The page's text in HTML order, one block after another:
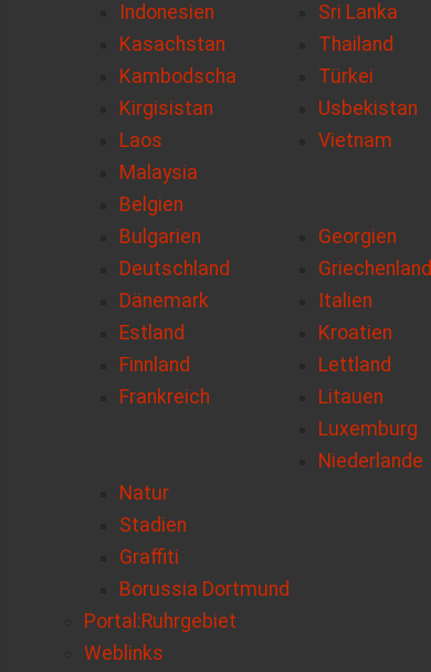
Indonesien
Kasachstan
Kambodscha
Kirgisistan
Laos
Malaysia
Sri Lanka
Thailand
Türkei
Usbekistan
Vietnam
Belgien
Bulgarien
Deutschland
Dänemark
Estland
Finnland
Frankreich
Georgien
Griechenland
Italien
Kroatien
Lettland
Litauen
Luxemburg
Niederlande
Natur
Stadien
Graffiti
Borussia Dortmund
Portal:Ruhrgebiet
Weblinks